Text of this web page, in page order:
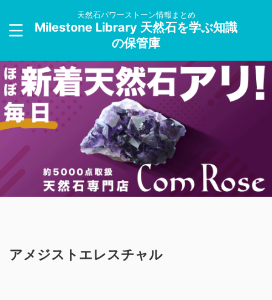
天然石パワーストーン情報まとめ
Milestone Library 天然石を学ぶ知識
の保管庫
アメジストエレスチャル